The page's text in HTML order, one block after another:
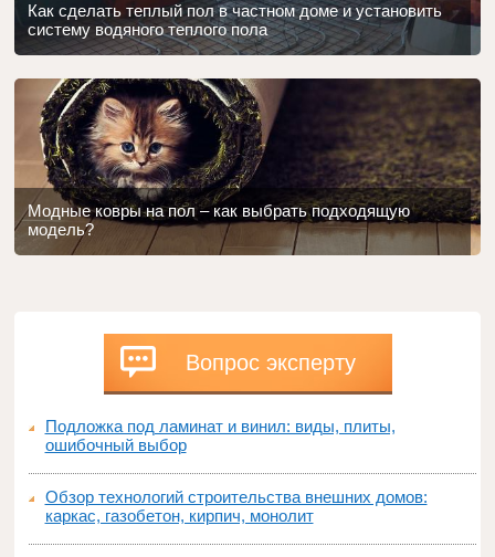
Как сделать теплый пол в частном доме и установить
систему водяного теплого пола
Модные ковры на пол – как выбрать подходящую
модель?
Вопрос эксперту
Подложка под ламинат и винил: виды, плиты,
ошибочный выбор
Обзор технологий строительства внешних домов:
каркас, газобетон, кирпич, монолит